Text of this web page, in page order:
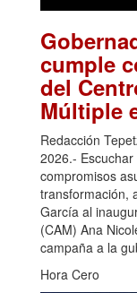
cumple
del
Múltiple
Redacción
2026.-
compromisos
transformación,
García al
(CAM) Ana
campaña a la
Hora Cero